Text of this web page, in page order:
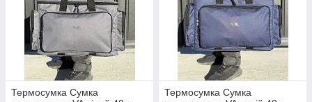
Термосумка Сумка
Термосумка Сумка